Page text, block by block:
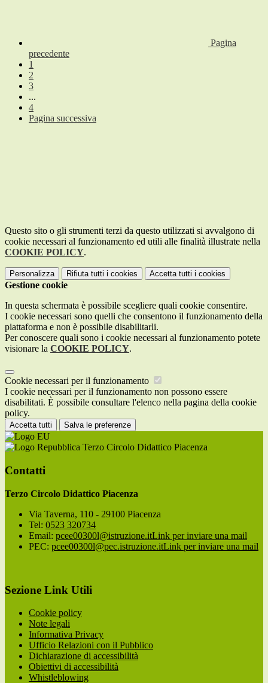
Pagina
precedente
1
2
3
...
4
Pagina successiva
Questo sito o gli strumenti terzi da questo utilizzati si avvalgono di
cookie necessari al funzionamento ed utili alle finalità illustrate nella
COOKIE POLICY.
Personalizza Rifiuta tutti i cookies Accetta tutti i cookies
Gestione cookie
In questa schermata è possibile scegliere quali cookie consentire.
I cookie necessari sono quelli che consentono il funzionamento della
piattaforma e non è possibile disabilitarli.
Per conoscere quali sono i cookie necessari al funzionamento potete
visionare la COOKIE POLICY.
Cookie necessari per il funzionamento
I cookie necessari per il funzionamento non possono essere
disabilitati. È possibile consultare l'elenco nella pagina della cookie
policy.
Accetta tutti Salva le preferenze
Terzo Circolo Didattico Piacenza
Contatti
Terzo Circolo Didattico Piacenza
Via Taverna, 110 - 29100 Piacenza
Tel: 0523 320734
Email: pcee00300l@istruzione.itLink per inviare una mail
PEC: pcee00300l@pec.istruzione.itLink per inviare una mail
Sezione Link Utili
Cookie policy
Note legali
Informativa Privacy
Ufficio Relazioni con il Pubblico
Dichiarazione di accessibilità
Obiettivi di accessibilità
Whistleblowing